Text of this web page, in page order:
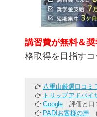
講習費が無料＆
格取得を目指す
八重山厳選口コミ
トリップアドバイ
Google 評価と口
PADIお客様の声